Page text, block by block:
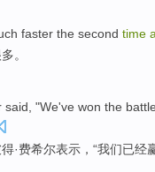
faster the second time
。
said , "We've won the battle
·费希尔表示 ，“我们已经